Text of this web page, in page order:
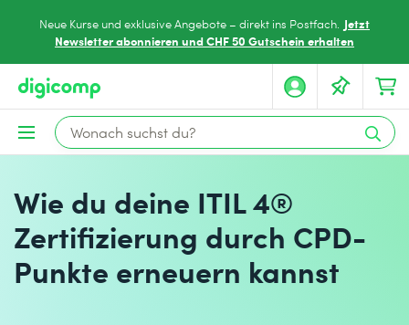
Neue Kurse und exklusive Angebote – direkt ins Postfach. Jetzt
Newsletter abonnieren und CHF 50 Gutschein erhalten
Wie du deine ITIL 4®
Zertifizierung durch CPD-
Punkte erneuern kannst